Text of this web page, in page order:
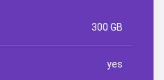
300 GB
yes